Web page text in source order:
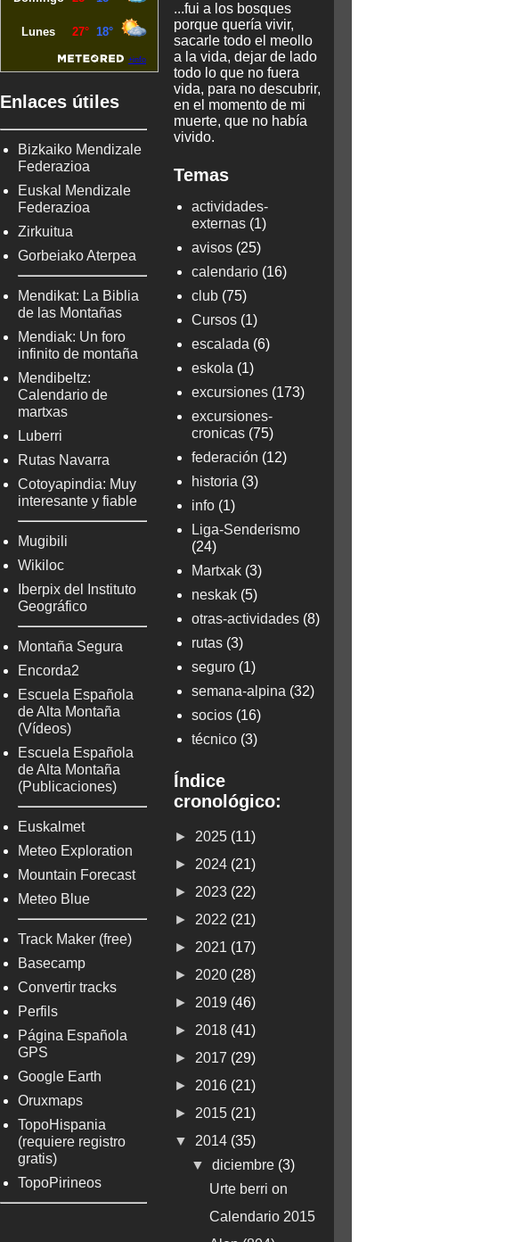
Enlaces útiles
Bizkaiko Mendizale
Federazioa
Euskal Mendizale
Federazioa
Zirkuitua
Gorbeiako Aterpea
Mendikat: La Biblia
de las Montañas
Mendiak: Un foro
infinito de montaña
Mendibeltz:
Calendario de
martxas
Luberri
Rutas Navarra
Cotoyapindia: Muy
interesante y fiable
Mugibili
Wikiloc
Iberpix del Instituto
Geográfico
Montaña Segura
Encorda2
Escuela Española
de Alta Montaña
(Vídeos)
Escuela Española
de Alta Montaña
(Publicaciones)
Euskalmet
Meteo Exploration
Mountain Forecast
Meteo Blue
Track Maker (free)
Basecamp
Convertir tracks
Perfils
Página Española
GPS
Google Earth
Oruxmaps
TopoHispania
(requiere registro
gratis)
TopoPirineos
...fui a los bosques
porque quería vivir,
sacarle todo el meollo
a la vida, dejar de lado
todo lo que no fuera
vida, para no descubrir,
en el momento de mi
muerte, que no había
vivido.
Temas
actividades-
externas (1)
avisos (25)
calendario (16)
club (75)
Cursos (1)
escalada (6)
eskola (1)
excursiones (173)
excursiones-
cronicas (75)
federación (12)
historia (3)
info (1)
Liga-Senderismo
(24)
Martxak (3)
neskak (5)
otras-actividades (8)
rutas (3)
seguro (1)
semana-alpina (32)
socios (16)
técnico (3)
Índice
cronológico:
► 2025 (11)
► 2024 (21)
► 2023 (22)
► 2022 (21)
► 2021 (17)
► 2020 (28)
► 2019 (46)
► 2018 (41)
► 2017 (29)
► 2016 (21)
► 2015 (21)
▼ 2014 (35)
▼diciembre (3)
Urte berri on
Calendario 2015